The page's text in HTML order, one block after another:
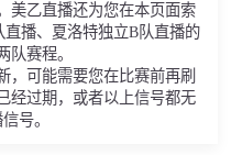
美乙直播还为您在本页面索
播、夏洛特独立B队直播的
赛程。
，可能需要您在比赛前再刷
经过期，或者以上信号都无
号。